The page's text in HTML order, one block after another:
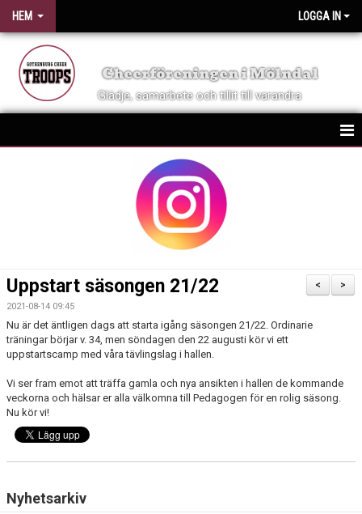
HEM LOGGA IN
Cheerföreningen i Mölndal
Glädje, samarbete och tillit till varandra
VID SKADA
KALENDER
DOKUMENT
BÖRJA HOS GC TROOPS!
>
<
Uppstart säsongen 21/22
2021-08-14 09:45
Nu är det äntligen dags att starta igång säsongen 21/22. Ordinarie
träningar börjar v. 34, men söndagen den 22 augusti kör vi ett
uppstartscamp med våra tävlingslag i hallen.
Vi ser fram emot att träffa gamla och nya ansikten i hallen de kommande
veckorna och hälsar er alla välkomna till Pedagogen för en rolig säsong.
Nu kör vi!
Nyhetsarkiv